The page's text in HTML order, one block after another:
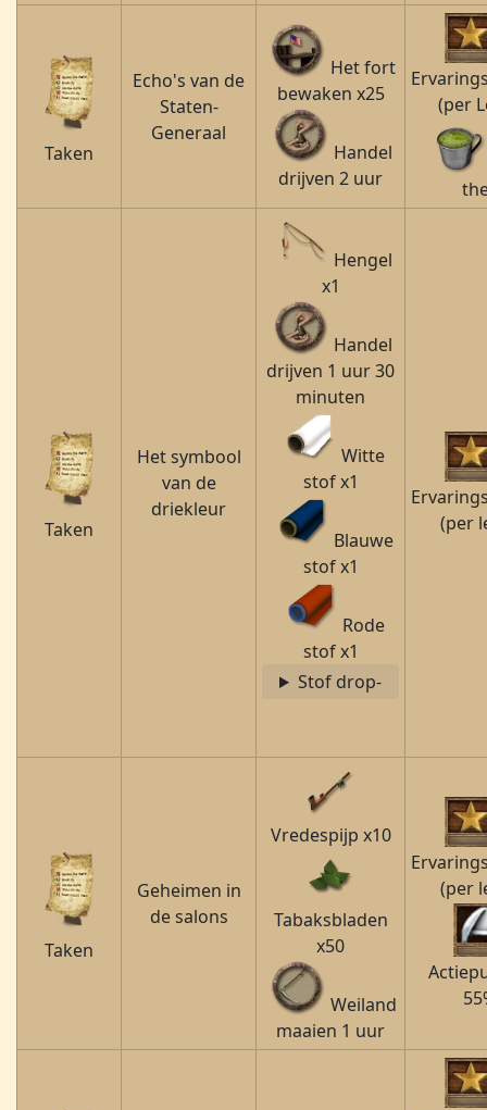
Taken
Echo's van de
Staten-
Generaal
Het fort
bewaken x25
Handel
drijven 2 uur
(per
Taken
Het symbool
van de
driekleur
Hengel
x1
Handel
drijven 1 uur 30
minuten
Witte
stof x1
Blauwe
stof x1
Rode
stof x1
Stof drop-
(per
Taken
Geheimen in
de salons
Vredespijp x10
Tabaksbladen
x50
Weiland
maaien 1 uur
(per